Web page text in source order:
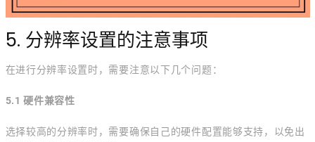
5. 分辨率设置的注意事项
在进行分辨率设置时，需要注意以下几个问题：
5.1 硬件兼容性
选择较高的分辨率时，需要确保自己的硬件配置能够支持，以免出